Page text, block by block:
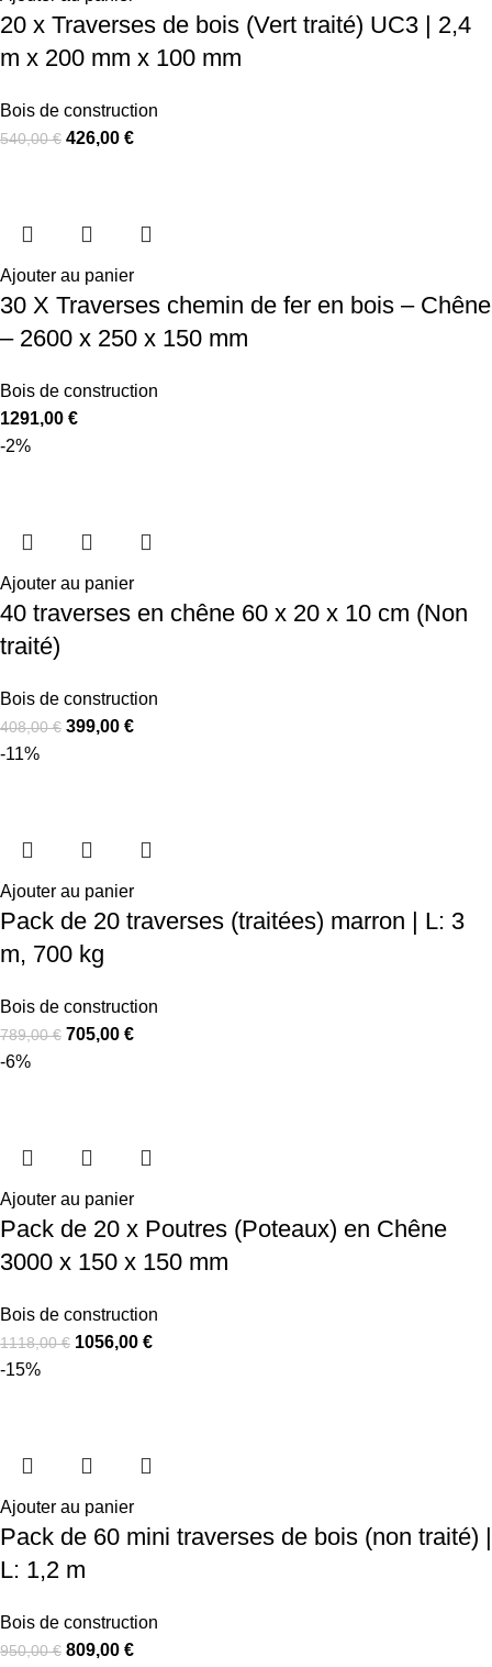
20 x Traverses de bois (Vert traité) UC3 | 2,4
m x 200 mm x 100 mm
Bois de construction
540,00€ 426,00 €
Ajouter au panier
30 X Traverses chemin de fer en bois – Chêne
– 2600 x 250 x 150 mm
Bois de construction
1291,00 €
-2%
Ajouter au panier
40 traverses en chêne 60 x 20 x 10 cm (Non
traité)
Bois de construction
408,00€ 399,00 €
-11%
Ajouter au panier
Pack de 20 traverses (traitées) marron | L: 3
m, 700 kg
Bois de construction
789,00€ 705,00 €
-6%
Ajouter au panier
Pack de 20 x Poutres (Poteaux) en Chêne
3000 x 150 x 150 mm
Bois de construction
1118,00€ 1056,00 €
-15%
Ajouter au panier
Pack de 60 mini traverses de bois (non traité) |
L: 1,2 m
Bois de construction
950,00€ 809,00 €